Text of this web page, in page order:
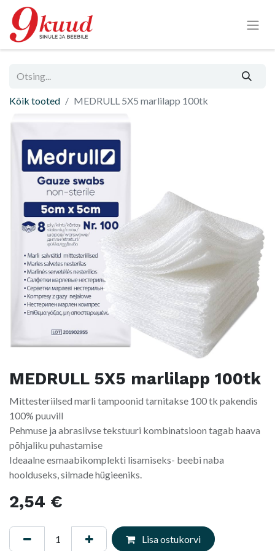
Kõik tooted MEDRULL 5X5 marlilapp 100tk
MEDRULL 5X5 marlilapp 100tk
Mittesteriilsed marli tampoonid tarnitakse 100 tk pakendis
100% puuvill
Pehmuse ja abrasiivse tekstuuri kombinatsioon tagab haava
põhjaliku puhastamise
Ideaalne esmaabikomplekti lisamiseks- beebi naba
hoolduseks, silmade hügieeniks.
2,54 €
Lisa ostukorvi